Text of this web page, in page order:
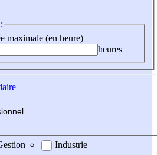
maximale (en heure)
heures
Industrie